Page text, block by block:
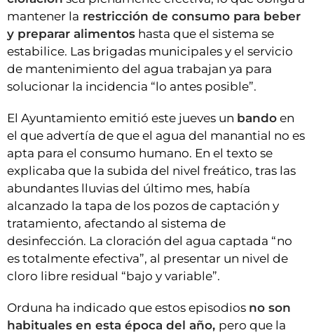
mantener la restricción de consumo para beber
y preparar alimentos hasta que el sistema se
estabilice. Las brigadas municipales y el servicio
de mantenimiento del agua trabajan ya para
solucionar la incidencia “lo antes posible”.
El Ayuntamiento emitió este jueves un bando en
el que advertía de que el agua del manantial no es
apta para el consumo humano. En el texto se
explicaba que la subida del nivel freático, tras las
abundantes lluvias del último mes, había
alcanzado la tapa de los pozos de captación y
tratamiento, afectando al sistema de
desinfección. La cloración del agua captada “no
es totalmente efectiva”, al presentar un nivel de
cloro libre residual “bajo y variable”.
Orduna ha indicado que estos episodios no son
habituales en esta época del año, pero que la